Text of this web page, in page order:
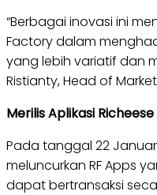
“Berbagai inovasi ini
Factory dalam
yang lebih variatif dan
Ristianty, Head of
Merilis Aplikasi
Pada tanggal 22
meluncurkan RF Apps
dapat bertransaksi